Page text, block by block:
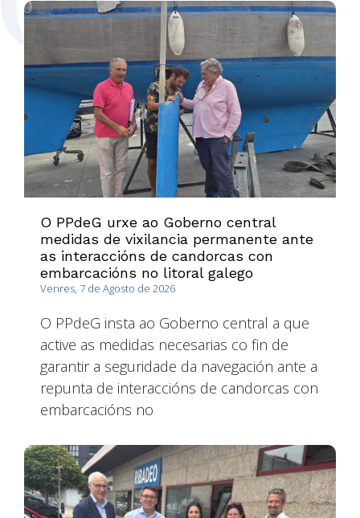
O PPdeG urxe ao Goberno central
medidas de vixilancia permanente ante
as interaccións de candorcas con
embarcacións no litoral galego
Venres, 7 de Agosto de 2026
O PPdeG insta ao Goberno central a que
active as medidas necesarias co fin de
garantir a seguridade da navegación ante a
repunta de interaccións de candorcas con
embarcacións no